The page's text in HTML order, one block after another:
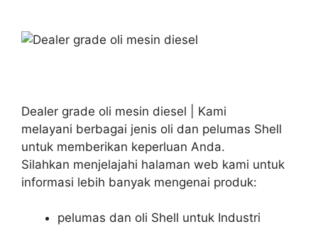
Dealer grade oli mesin diesel | Kami
melayani berbagai jenis oli dan pelumas Shell
untuk memberikan keperluan Anda.
Silahkan menjelajahi halaman web kami untuk
informasi lebih banyak mengenai produk:
pelumas dan oli Shell untuk Industri